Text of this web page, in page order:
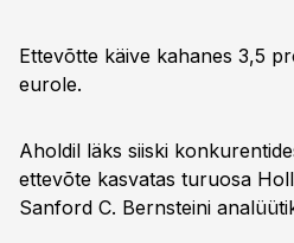
Ettevõtte käive kahanes 3,5
eurole.
Aholdil läks siiski
ettevõte kasvatas turuosa
Sanford C. Bernsteini